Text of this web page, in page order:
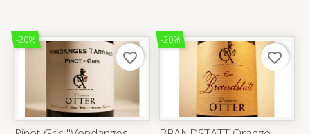
-20%
favorite_border
-20%
favorite_border